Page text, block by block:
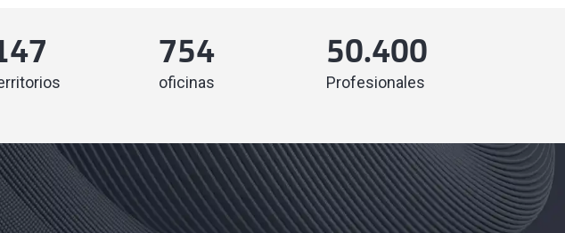
754
oficinas
50.400
Profesionales